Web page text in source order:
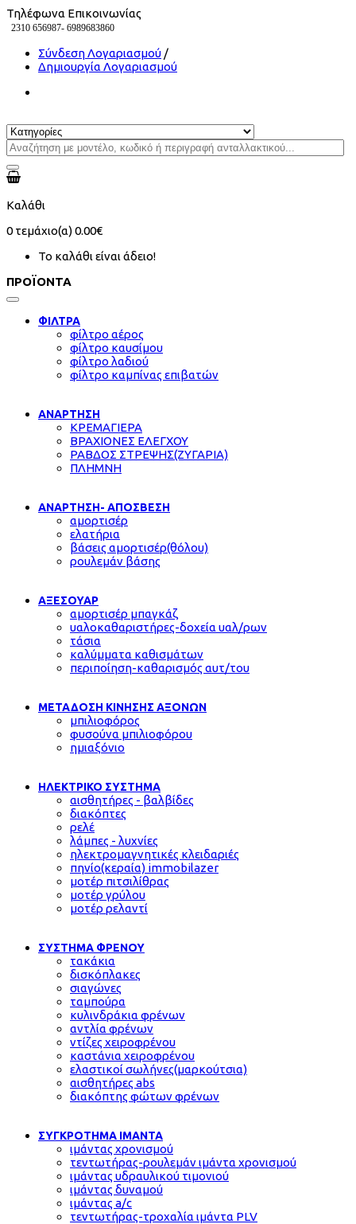
Τηλέφωνα Επικοινωνίας
2310 656987- 6989683860
Σύνδεση Λογαριασμού /
Δημιουργία Λογαριασμού
Καλάθι
0τεμάχιο(α)0.00€
Το καλάθι είναι άδειο!
ΠΡΟΪΟΝΤΑ
ΦΙΛΤΡΑ
φίλτρο αέρος
φίλτρο καυσίμου
φίλτρο λαδιού
φίλτρο καμπίνας επιβατών
ΑΝΑΡΤΗΣΗ
ΚΡΕΜΑΓΙΕΡΑ
ΒΡΑΧΙΟΝΕΣ ΕΛΕΓΧΟΥ
ΡΑΒΔΟΣ ΣΤΡΕΨΗΣ(ΖΥΓΑΡΙΑ)
ΠΛΗΜΝΗ
ΑΝΑΡΤΗΣΗ- ΑΠΟΣΒΕΣΗ
αμορτισέρ
ελατήρια
βάσεις αμορτισέρ(θόλου)
ρουλεμάν βάσης
ΑΞΕΣΟΥΑΡ
αμορτισέρ μπαγκάζ
υαλοκαθαριστήρες-δοχεία υαλ/ρων
τάσια
καλύμματα καθισμάτων
περιποίηση-καθαρισμός αυτ/του
ΜΕΤΑΔΟΣΗ ΚΙΝΗΣΗΣ ΑΞΟΝΩΝ
μπιλιοφόρος
φυσούνα μπιλιοφόρου
ημιαξόνιο
ΗΛΕΚΤΡΙΚΟ ΣΥΣΤΗΜΑ
αισθητήρες - βαλβίδες
διακόπτες
ρελέ
λάμπες - λυχνίες
ηλεκτρομαγνητικές κλειδαριές
πηνίο(κεραία) immobilazer
μοτέρ πιτσιλίθρας
μοτέρ γρύλου
μοτέρ ρελαντί
ΣΥΣΤΗΜΑ ΦΡΕΝΟΥ
τακάκια
δισκόπλακες
σιαγώνες
ταμπούρα
κυλινδράκια φρένων
αντλία φρένων
ντίζες χειροφρένου
καστάνια χειροφρένου
ελαστικοί σωλήνες(μαρκούτσια)
αισθητήρες abs
διακόπτης φώτων φρένων
ΣΥΓΚΡΟΤΗΜΑ ΙΜΑΝΤΑ
ιμάντας χρονισμού
τεντωτήρας-ρουλεμάν ιμάντα χρονισμού
ιμάντας υδραυλικού τιμονιού
ιμάντας δυναμού
ιμάντας a/c
τεντωτήρας-τροχαλία ιμάντα PLV